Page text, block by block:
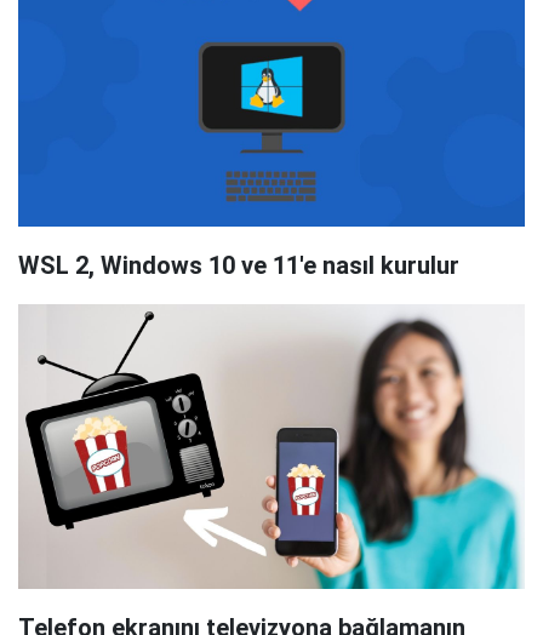
WSL 2, Windows 10 ve 11'e nasıl kurulur
Telefon ekranını televizyona bağlamanın